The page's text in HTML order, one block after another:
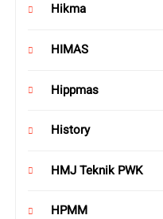
Hikma
HIMAS
Hippmas
History
HMJ Teknik PWK
HPMM